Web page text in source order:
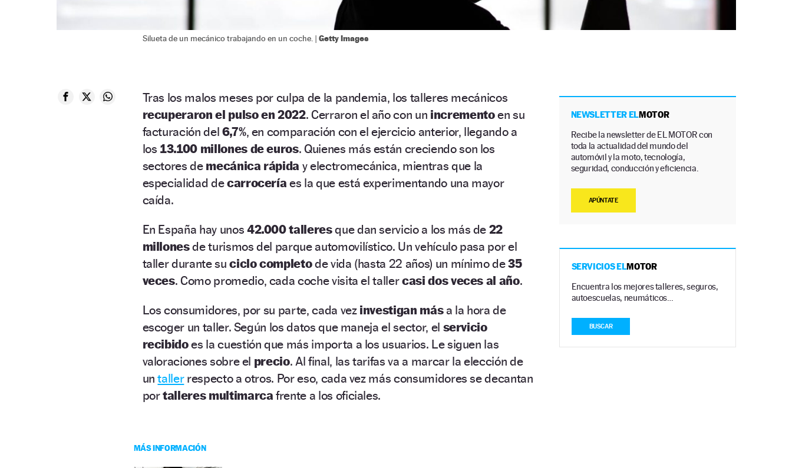
Silueta de un mecánico trabajando en un coche. | Getty Images
Tras los malos meses por culpa de la pandemia, los talleres mecánicos
recuperaron el pulso en 2022. Cerraron el año con un incrementoen su
facturación del 6,7%, en comparación con el ejercicio anterior, llegando a
los 13.100 millones de euros. Quienes más están creciendo son los
sectores de mecánica rápida y electromecánica, mientras que la
especialidad decarrocería es la que está experimentando una mayor
caída.
En España hay unos 42.000 talleresque dan servicio a los más de 22
millonesde turismos del parque automovilístico. Un vehículo pasa por el
taller durante suciclo completode vida (hasta 22 años) un mínimo de35
veces. Como promedio, cada coche visita el tallercasi dos veces al año.
Los consumidores, por su parte, cada vez investigan mása la hora de
escoger un taller. Según los datos que maneja el sector, el servicio
recibidoes la cuestión que más importa a los usuarios. Le siguen las
valoraciones sobre el precio. Al final, las tarifas va a marcar la elección de
untallerrespecto a otros. Por eso, cada vez más consumidores se decantan
portalleres multimarca frente a los oficiales.
MÁS INFORMACIÓN
NEWSLETTER ELMOTOR
Recibe la newsletter de EL MOTOR con
toda la actualidad del mundo del
automóvil y la moto, tecnología,
seguridad, conducción y eficiencia.
APÚNTATE
SERVICIOS ELMOTOR
Encuentra los mejores talleres, seguros,
autoescuelas, neumáticos…
BUSCAR